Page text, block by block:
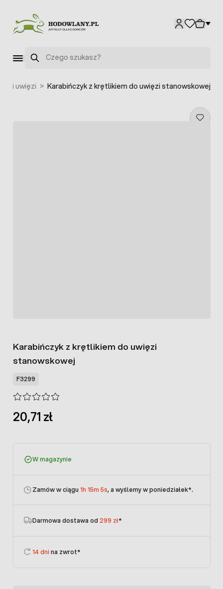
Szukaj
i uwięzi > Karabińczyk z krętlikiem do uwięzi stanowskowej
Karabińczyk z krętlikiem do uwięzi
stanowskowej
F3299
20,71 zł
W magazynie
Zamów w ciągu 1h 15m 5s, a wyślemy w poniedziałek*.
Darmowa dostawa od 299 zł*
14 dni na zwrot*